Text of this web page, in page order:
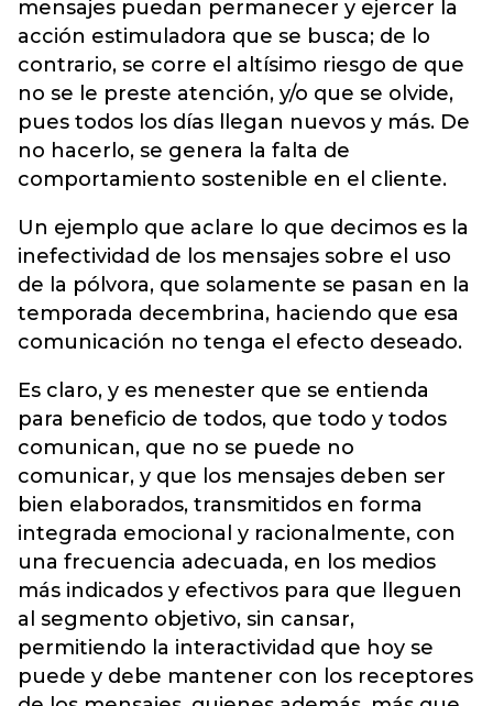
mensajes puedan permanecer y ejercer la
acción estimuladora que se busca; de lo
contrario, se corre el altísimo riesgo de que
no se le preste atención, y/o que se olvide,
pues todos los días llegan nuevos y más. De
no hacerlo, se genera la falta de
comportamiento sostenible en el cliente.
Un ejemplo que aclare lo que decimos es la
inefectividad de los mensajes sobre el uso
de la pólvora, que solamente se pasan en la
temporada decembrina, haciendo que esa
comunicación no tenga el efecto deseado.
Es claro, y es menester que se entienda
para beneficio de todos, que todo y todos
comunican, que no se puede no
comunicar, y que los mensajes deben ser
bien elaborados, transmitidos en forma
integrada emocional y racionalmente, con
una frecuencia adecuada, en los medios
más indicados y efectivos para que lleguen
al segmento objetivo, sin cansar,
permitiendo la interactividad que hoy se
puede y debe mantener con los receptores